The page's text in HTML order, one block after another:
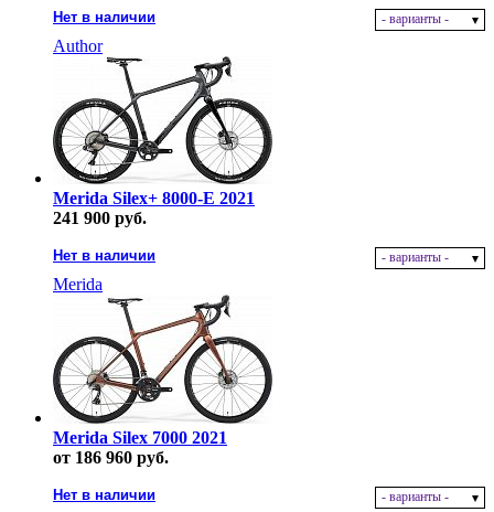
Нет в наличии - варианты -
Author
Merida Silex+ 8000-E 2021
241 900 руб.
Нет в наличии - варианты -
Merida
Merida Silex 7000 2021
от 186 960 руб.
Нет в наличии - варианты -